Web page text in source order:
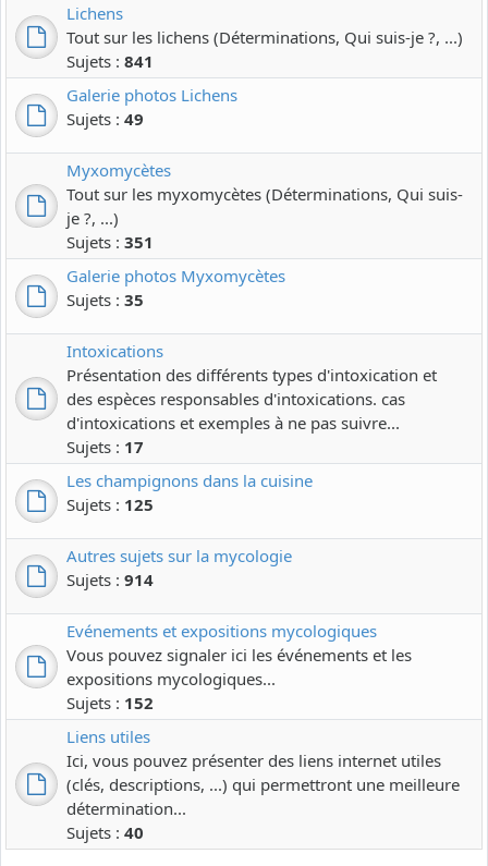
Lichens
Tout sur les lichens (Déterminations, Qui suis-je ?, ...)
Sujets : 841
Galerie photos Lichens
Sujets : 49
Myxomycètes
Tout sur les myxomycètes (Déterminations, Qui suis-
je ?, ...)
Sujets : 351
Galerie photos Myxomycètes
Sujets : 35
Intoxications
Présentation des différents types d'intoxication et
des espèces responsables d'intoxications. cas
d'intoxications et exemples à ne pas suivre...
Sujets : 17
Les champignons dans la cuisine
Sujets : 125
Autres sujets sur la mycologie
Sujets : 914
Evénements et expositions mycologiques
Vous pouvez signaler ici les événements et les
expositions mycologiques...
Sujets : 152
Liens utiles
Ici, vous pouvez présenter des liens internet utiles
(clés, descriptions, ...) qui permettront une meilleure
détermination...
Sujets : 40